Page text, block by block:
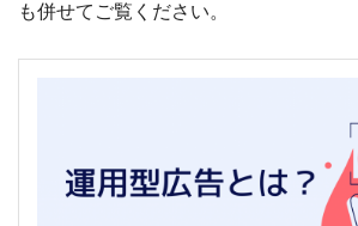
も併せてご覧ください。